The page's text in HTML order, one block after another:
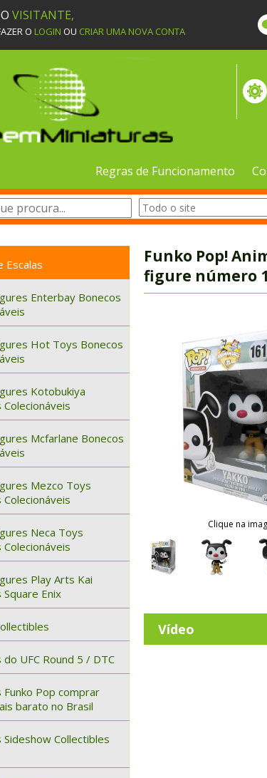
VISITANTE,
O LOGIN OU CRIAR UMA NOVA CONTA
Regras de Funcionamento
Escalas
Enterbay Bonecos
Hot Toys Bonecos
Kotobukiya
Colecionáveis
Mcfarlane Bonecos
Mezco Toys
Colecionáveis
Neca Toys
Colecionáveis
Play Arts Kai
Square Enix
do UFC Round 5 / DTC
Funko Pop comprar
barato no Brasil
Sideshow Collectibles
Funko Pop!
figure número
Clique na
Vídeo